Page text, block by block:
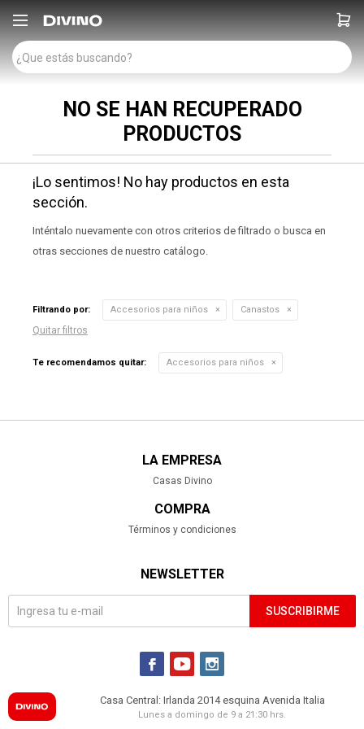

NO SE HAN RECUPERADO
PRODUCTOS
¡Lo sentimos! No hay productos en esta
sección.
Inténtalo nuevamente con otros criterios de filtrado o busca en
otras secciones de nuestro catálogo.
Filtrando por: Accesorios para niños Canastos
Quitar filtros
Te recomendamos quitar: Accesorios para niños
LA EMPRESA
Casas Divino
COMPRA
Términos y condiciones
NEWSLETTER
SUSCRIBIRME
  
Casa Central: Irlanda 2014 esquina Avenida Italia
Lunes a domingo de 9 a 21:30 hrs.